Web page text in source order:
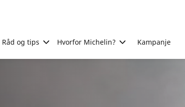
Råd og tips Hvorfor Michelin? Kampanje